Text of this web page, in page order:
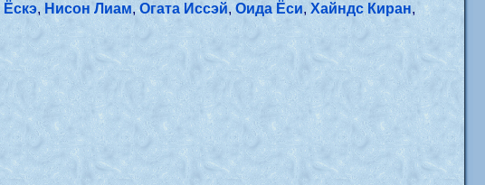
Ёскэ, Нисон Лиам,Огата Иссэй,Оида Ёси,Хайндс Киран,